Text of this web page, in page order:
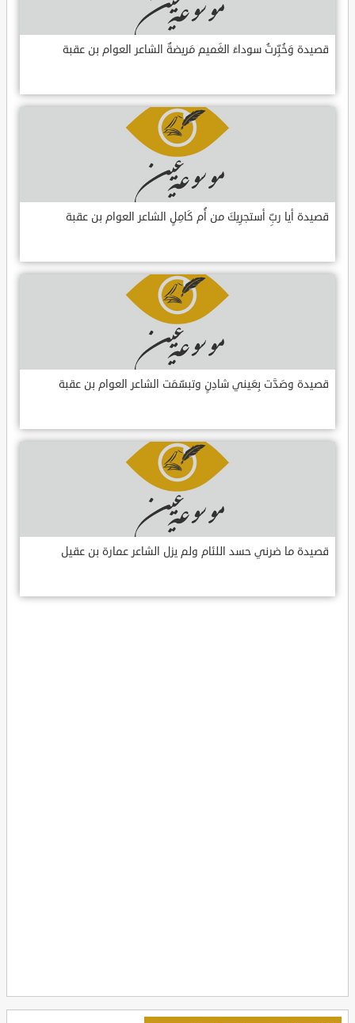
قصيدة وَخُبِّرتُ سوداءَ الغَميم مَريضةٌ الشاعر العوام بن عقبة
قصيدة أيا ربِّ أستجرِيكَ من أُم كَامِلٍ الشاعر العوام بن عقبة
قصيدة وصَدَّت بِعَيني شادِنٍ وتبسّمَت الشاعر العوام بن عقبة
قصيدة ما ضرني حسد اللئام ولم يزل الشاعر عمارة بن عقيل